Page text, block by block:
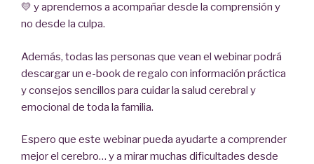
💛 y aprendemos a acompañar desde la comprensión y
no desde la culpa.
Además, todas las personas que vean el webinar podrá
descargar un e-book de regalo con información práctica
y consejos sencillos para cuidar la salud cerebral y
emocional de toda la familia.
Espero que este webinar pueda ayudarte a comprender
mejor el cerebro… y a mirar muchas dificultades desde